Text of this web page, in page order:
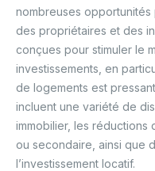
nombreuses
des propriétaires et des
conçues pour stimuler le
investissements, en
de logements est
incluent une variété de
immobilier, les réductions
ou secondaire, ainsi que
l’investissement locatif.